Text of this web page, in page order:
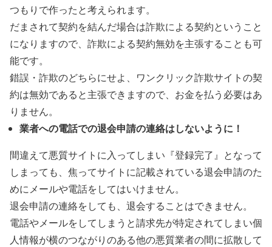
つもりで作ったと考えられます。
だまされて契約を結んだ場合は詐欺による契約ということ
になりますので、詐欺による契約無効を主張することも可
能です。
錯誤・詐欺のどちらにせよ、ワンクリック詐欺サイトの契
約は無効であると主張できますので、お金を払う必要はあ
りません。
業者への電話での退会申請の連絡はしないように！
間違えて悪質サイトに入ってしまい『登録完了』となって
しまっても、焦ってサイトに記載されている退会申請のた
めにメールや電話をしてはいけません。
退会申請の連絡をしても、退会することはできません。
電話やメールをしてしまうと請求先が特定されてしまい個
人情報が横のつながりのある他の悪質業者の間に拡散して